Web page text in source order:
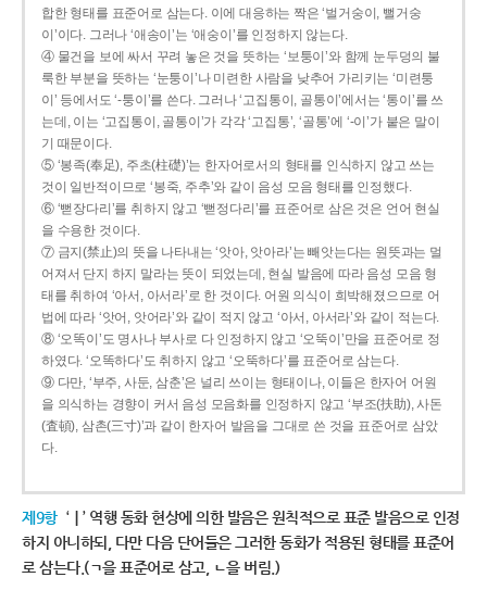
합한 형태를 표준어로 삼는다. 이에 대응하는 짝은 ‘벌거숭이, 뻘거숭
이’이다. 그러나 ‘애송이’는 ‘애숭이’를 인정하지 않는다.
④ 물건을 보에 싸서 꾸려 놓은 것을 뜻하는 ‘보퉁이’와 함께 눈두덩의 불
룩한 부분을 뜻하는 ‘눈퉁이’나 미련한 사람을 낮추어 가리키는 ‘미련퉁
이’ 등에서도 ‘-퉁이’를 쓴다. 그러나 ‘고집통이, 골통이’에서는 ‘통이’를 쓰
는데, 이는 ‘고집통이, 골통이’가 각각 ‘고집통’, ‘골통’에 ‘-이’가 붙은 말이
기 때문이다.
⑤ ‘봉족(奉足), 주초(柱礎)’는 한자어로서의 형태를 인식하지 않고 쓰는
것이 일반적이므로 ‘봉죽, 주추’와 같이 음성 모음 형태를 인정했다.
⑥ ‘뻗장다리’를 취하지 않고 ‘뻗정다리’를 표준어로 삼은 것은 언어 현실
을 수용한 것이다.
⑦ 금지(禁止)의 뜻을 나타내는 ‘앗아, 앗아라’는 빼앗는다는 원뜻과는 멀
어져서 단지 하지 말라는 뜻이 되었는데, 현실 발음에 따라 음성 모음 형
태를 취하여 ‘아서, 아서라’로 한 것이다. 어원 의식이 희박해졌으므로 어
법에 따라 ‘앗어, 앗어라’와 같이 적지 않고 ‘아서, 아서라’와 같이 적는다.
⑧ ‘오똑이’도 명사나 부사로 다 인정하지 않고 ‘오뚝이’만을 표준어로 정
하였다. ‘오똑하다’도 취하지 않고 ‘오뚝하다’를 표준어로 삼는다.
⑨ 다만, ‘부주, 사둔, 삼춘’은 널리 쓰이는 형태이나, 이들은 한자어 어원
을 의식하는 경향이 커서 음성 모음화를 인정하지 않고 ‘부조(扶助), 사돈
(査頓), 삼촌(三寸)’과 같이 한자어 발음을 그대로 쓴 것을 표준어로 삼았
다.
제9항 ‘ㅣ’ 역행 동화 현상에 의한 발음은 원칙적으로 표준 발음으로 인정
하지 아니하되, 다만 다음 단어들은 그러한 동화가 적용된 형태를 표준어
로 삼는다.(ㄱ을 표준어로 삼고, ㄴ을 버림.)